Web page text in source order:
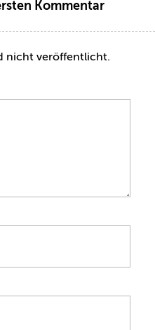
Kommentar
nicht veröffentlicht.